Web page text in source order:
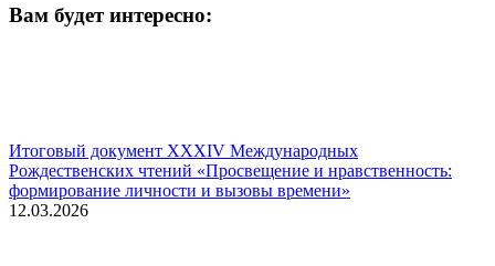
Вам будет интересно:
Итоговый документ XXХIV Международных
Рождественских чтений «Просвещение и нравственность:
формирование личности и вызовы времени»
12.03.2026